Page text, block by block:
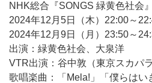
NHK総合『SONGS 緑黄色社会』
2024年12月5日（木）22:00～
2024年12月9日（月）23:50～
出演：緑黄色社会、大泉洋
VTR出演：谷中敦（東京スカパ
歌唱楽曲：「Mela!」「僕らはい